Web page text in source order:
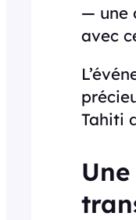
— une
avec
Tahiti